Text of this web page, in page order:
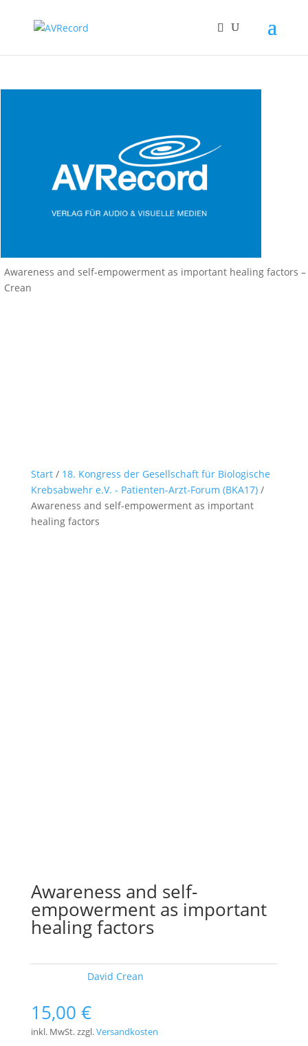
Awareness and self-empowerment as important healing factors –
Crean
Start/ 18. Kongress der Gesellschaft für Biologische
Krebsabwehr e.V. - Patienten-Arzt-Forum (BKA17)/
Awareness and self-empowerment as important
healing factors
Awareness and self-
empowerment as important
healing factors
David Crean
15,00 €
inkl. MwSt.zzgl.Versandkosten